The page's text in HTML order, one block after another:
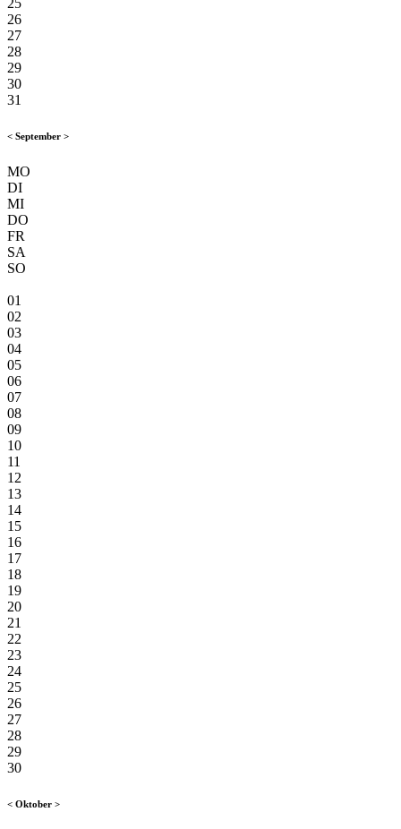
25
26
27
28
29
30
31
< September >
MO
DI
MI
DO
FR
SA
SO
01
02
03
04
05
06
07
08
09
10
11
12
13
14
15
16
17
18
19
20
21
22
23
24
25
26
27
28
29
30
< Oktober >